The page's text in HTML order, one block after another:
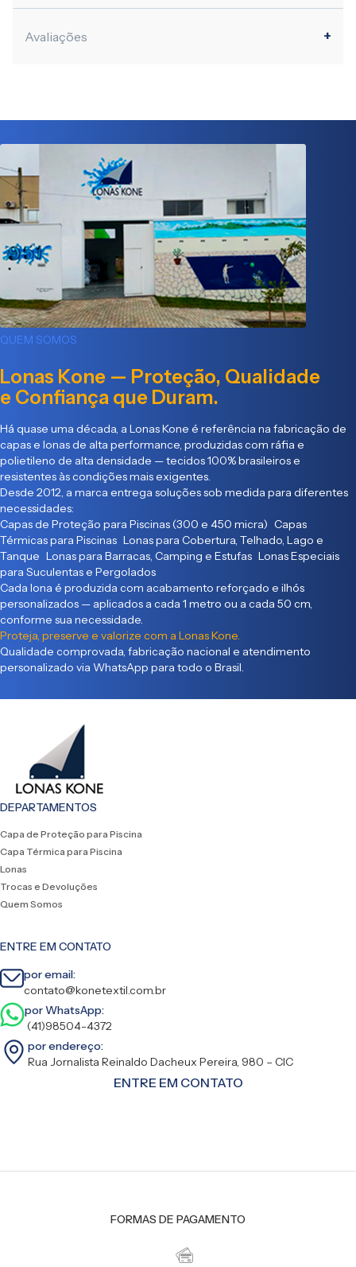
Avaliações
QUEM SOMOS
Lonas Kone — Proteção, Qualidade
e Confiança que Duram.
Há quase uma década, a Lonas Kone é referência na fabricação de
capas e lonas de alta performance, produzidas com ráfia e
polietileno de alta densidade — tecidos 100% brasileiros e
resistentes às condições mais exigentes.
Desde 2012, a marca entrega soluções sob medida para diferentes
necessidades:
Capas de Proteção para Piscinas (300 e 450 micra) Capas
Térmicas para Piscinas Lonas para Cobertura, Telhado, Lago e
Tanque Lonas para Barracas, Camping e Estufas Lonas Especiais
para Suculentas e Pergolados
Cada lona é produzida com acabamento reforçado e ilhós
personalizados — aplicados a cada 1 metro ou a cada 50 cm,
conforme sua necessidade.
Proteja, preserve e valorize com a Lonas Kone.
Qualidade comprovada, fabricação nacional e atendimento
personalizado via WhatsApp para todo o Brasil.
DEPARTAMENTOS
Capa de Proteção para Piscina
Capa Térmica para Piscina
Lonas
Trocas e Devoluções
Quem Somos
ENTRE EM CONTATO
por email:
contato@konetextil.com.br
por WhatsApp:
(41)98504-4372
por endereço:
Rua Jornalista Reinaldo Dacheux Pereira, 980 – CIC
ENTRE EM CONTATO
FORMAS DE PAGAMENTO